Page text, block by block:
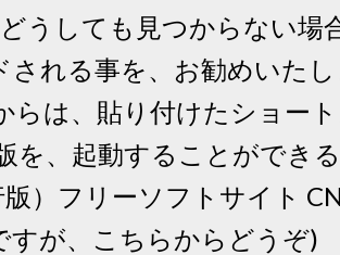
うしても見つからない
される事を、お勧めいた
らは、貼り付けたショー
を、起動することができ
版）フリーソフトサイト
すが、こちらからどうぞ)